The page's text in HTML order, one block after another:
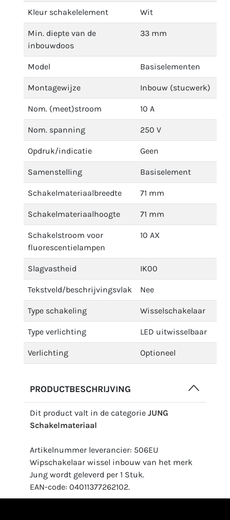
Kleur schakelelement Wit
Min. diepte van de
inbouwdoos
33 mm
Model Basiselementen
Montagewijze Inbouw (stucwerk)
Nom. (meet)stroom 10 A
Nom. spanning 250 V
Opdruk/indicatie Geen
Samenstelling Basiselement
Schakelmateriaalbreedte 71 mm
Schakelmateriaalhoogte 71 mm
Schakelstroom voor
fluorescentielampen
10 AX
Slagvastheid IK00
Tekstveld/beschrijvingsvlak Nee
Type schakeling Wisselschakelaar
Type verlichting LED uitwisselbaar
Verlichting Optioneel
PRODUCTBESCHRIJVING
Dit product valt in de categorie JUNG
Schakelmateriaal
Artikelnummer leverancier: 506EU
Wipschakelaar wissel inbouw van het merk
Jung wordt geleverd per 1 Stuk.
EAN-code: 04011377262102.